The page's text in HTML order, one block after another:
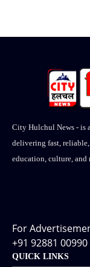
City Hulchul News - is
delivering fast,
education, culture, and
For
+91 92881 00990
QUICK LINKS